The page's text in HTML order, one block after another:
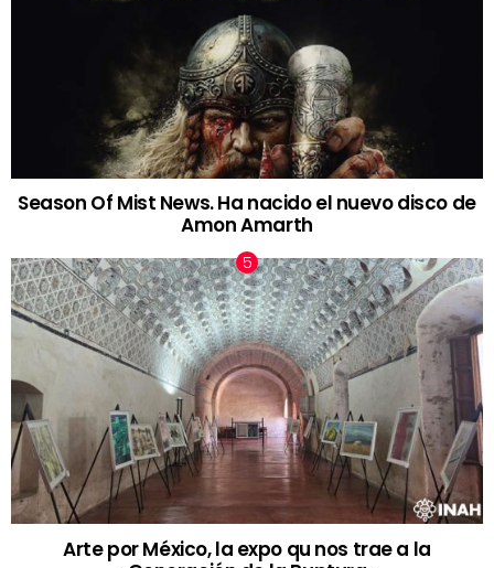
Season Of Mist News. Ha nacido el nuevo disco de
Amon Amarth
Arte por México, la expo qu nos trae a la